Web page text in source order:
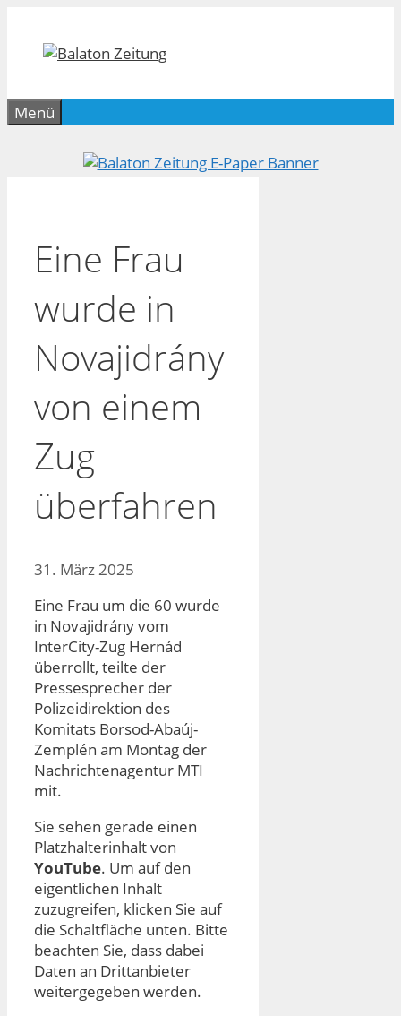
springen
Menü
Eine Frau
wurde in
Novajidrány
von einem
Zug
überfahren
31. März 2025
Eine Frau um die 60 wurde
in Novajidrány vom
InterCity-Zug Hernád
überrollt, teilte der
Pressesprecher der
Polizeidirektion des
Komitats Borsod-Abaúj-
Zemplén am Montag der
Nachrichtenagentur MTI
mit.
Sie sehen gerade einen
Platzhalterinhalt von
YouTube. Um auf den
eigentlichen Inhalt
zuzugreifen, klicken Sie auf
die Schaltfläche unten. Bitte
beachten Sie, dass dabei
Daten an Drittanbieter
weitergegeben werden.